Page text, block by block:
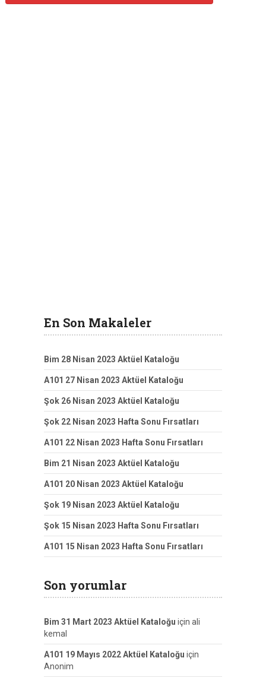
En Son Makaleler
Bim 28 Nisan 2023 Aktüel Kataloğu
A101 27 Nisan 2023 Aktüel Kataloğu
Şok 26 Nisan 2023 Aktüel Kataloğu
Şok 22 Nisan 2023 Hafta Sonu Fırsatları
A101 22 Nisan 2023 Hafta Sonu Fırsatları
Bim 21 Nisan 2023 Aktüel Kataloğu
A101 20 Nisan 2023 Aktüel Kataloğu
Şok 19 Nisan 2023 Aktüel Kataloğu
Şok 15 Nisan 2023 Hafta Sonu Fırsatları
A101 15 Nisan 2023 Hafta Sonu Fırsatları
Son yorumlar
Bim 31 Mart 2023 Aktüel Kataloğu için ali
kemal
A101 19 Mayıs 2022 Aktüel Kataloğu için
Anonim